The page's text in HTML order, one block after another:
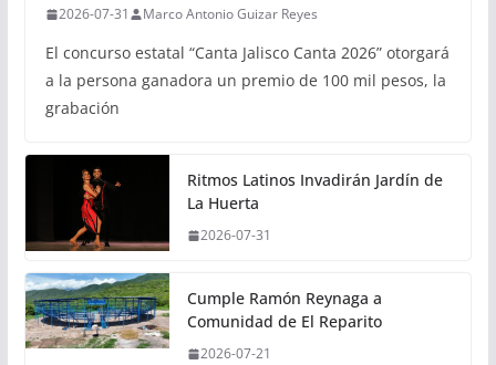
2026-07-31 Marco Antonio Guizar Reyes
El concurso estatal “Canta Jalisco Canta 2026” otorgará
a la persona ganadora un premio de 100 mil pesos, la
grabación
Ritmos Latinos Invadirán Jardín de
La Huerta
2026-07-31
Cumple Ramón Reynaga a
Comunidad de El Reparito
2026-07-21